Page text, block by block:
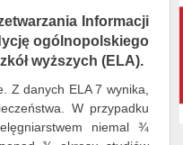
Informacji
ogólnopolskiego
wyższych (ELA).
Z danych ELA 7 wynika,
W przypadku
niemal ¾